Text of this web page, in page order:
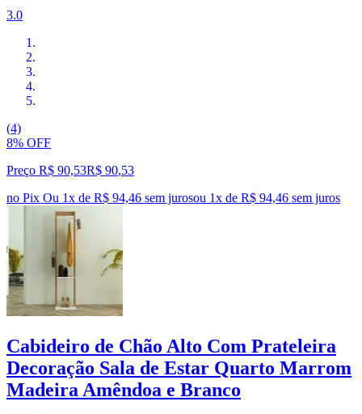
3.0
(4)
8% OFF
Preço R$ 90,53R$ 90,53
no Pix Ou 1x de R$ 94,46 sem jurosou 1x de R$ 94,46 sem juros
Cabideiro de Chão Alto Com Prateleira
Decoração Sala de Estar Quarto Marrom
Madeira Amêndoa e Branco